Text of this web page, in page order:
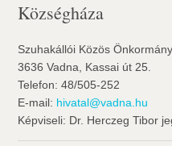
Községháza
Szuhakállói Közös
3636 Vadna, Kassai út 25.
Telefon: 48/505-252
E-mail: hivatal@vadna.hu
Képviseli: Dr. Herczeg Tibor